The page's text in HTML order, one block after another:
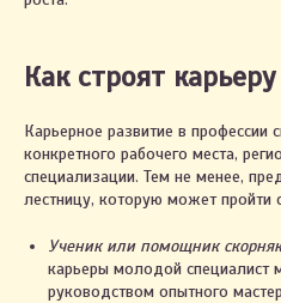
Как строят
Карьерное развитие в профессии
конкретного рабочего места,
специализации. Тем не менее,
лестницу, которую может пройти
Ученик или помощник
карьеры молодой специалист
руководством опытного